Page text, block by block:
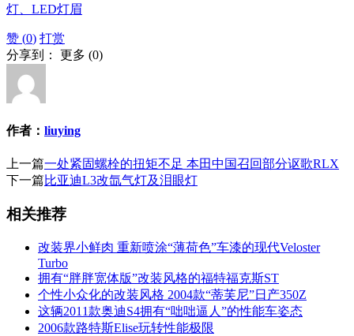
灯、LED灯眉
赞 (0) 打赏
分享到： 更多 (0)
作者： liuying
上一篇一处紧固螺栓的扭矩不足 本田中国召回部分讴歌RLX
下一篇比亚迪L3改氙气灯及泪眼灯
相关推荐
改装界小鲜肉 重新喷涂“薄荷色”车漆的现代Veloster
Turbo
拥有“胖胖宽体版”改装风格的福特福克斯ST
个性小众化的改装风格 2004款“蒂芙尼”日产350Z
这辆2011款奥迪S4拥有“咄咄逼人”的性能车姿态
2006款路特斯Elise玩转性能极限